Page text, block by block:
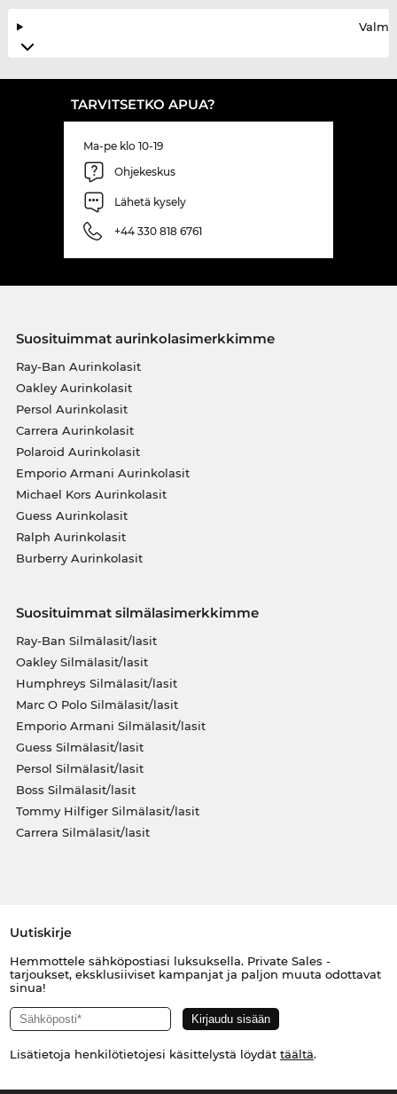
TARVITSETKO APUA?
Ma-pe klo 10-19
Ohjekeskus
Lähetä kysely
+44 330 818 6761
Suosituimmat aurinkolasimerkkimme
Ray-Ban Aurinkolasit
Oakley Aurinkolasit
Persol Aurinkolasit
Carrera Aurinkolasit
Polaroid Aurinkolasit
Emporio Armani Aurinkolasit
Michael Kors Aurinkolasit
Guess Aurinkolasit
Ralph Aurinkolasit
Burberry Aurinkolasit
Suosituimmat silmälasimerkkimme
Ray-Ban Silmälasit/lasit
Oakley Silmälasit/lasit
Humphreys Silmälasit/lasit
Marc O Polo Silmälasit/lasit
Emporio Armani Silmälasit/lasit
Guess Silmälasit/lasit
Persol Silmälasit/lasit
Boss Silmälasit/lasit
Tommy Hilfiger Silmälasit/lasit
Carrera Silmälasit/lasit
Uutiskirje
Hemmottele sähköpostiasi luksuksella. Private Sales -
tarjoukset, eksklusiiviset kampanjat ja paljon muuta odottavat
sinua!
Lisätietoja henkilötietojesi käsittelystä löydät täältä.